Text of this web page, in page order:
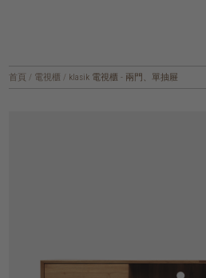
首頁 / 電視櫃 / klasik 電視櫃 - 兩門、單抽屜